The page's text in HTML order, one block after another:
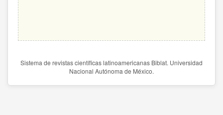
Sistema de revistas científicas latinoamericanas Biblat. Universidad
Nacional Autónoma de México.